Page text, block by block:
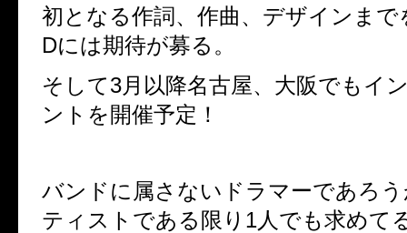
初となる作詞、作曲、デザインまで
Dには期待が募る。
そして3月以降名古屋、大阪でもイ
ントを開催予定！
バンドに属さないドラマーであろ
ティストである限り1人でも求めて